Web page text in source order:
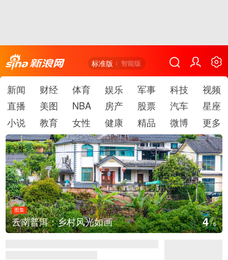
标准版 智能版
新闻 财经 体育 娱乐 军事 科技
视频
直播
美图 NBA 房产 股票 汽车
星座
小说
教育 女性 健康 精品 微博 更多
图集
安徽长丰：葡萄丰收采摘忙 5/6